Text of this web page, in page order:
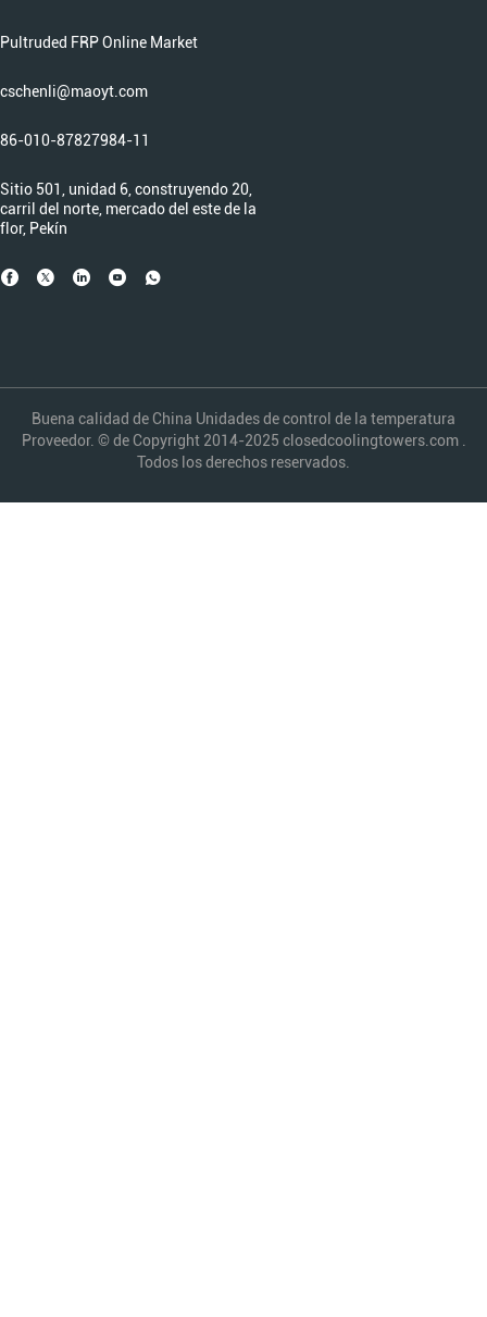
Pultruded FRP Online Market
cschenli@maoyt.com
86-010-87827984-11
Sitio 501, unidad 6, construyendo 20,
carril del norte, mercado del este de la
flor, Pekín
Buena calidad de China Unidades de control de la temperatura
Proveedor. © de Copyright 2014-2025 closedcoolingtowers.com .
Todos los derechos reservados.